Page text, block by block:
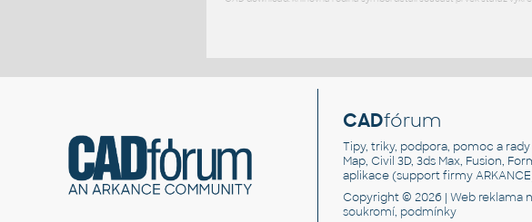
CADfórum
Tipy, triky, podpora, pomoc a
Map, Civil 3D, 3ds Max, Fusion,
aplikace (support firmy
Copyright © 2026 |Web reklama
soukromí, podmínky